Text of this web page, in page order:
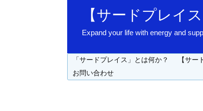
【サードプレイ
Expand your life with energy and
「サードプレイス」とは何か？ 【サ
お問い合わせ